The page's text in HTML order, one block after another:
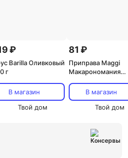
₽
Barilla Оливковый
г
В магазин
Твой дом
81 ₽
Приправа Maggi
Макарономания
В магазин
Твой дом